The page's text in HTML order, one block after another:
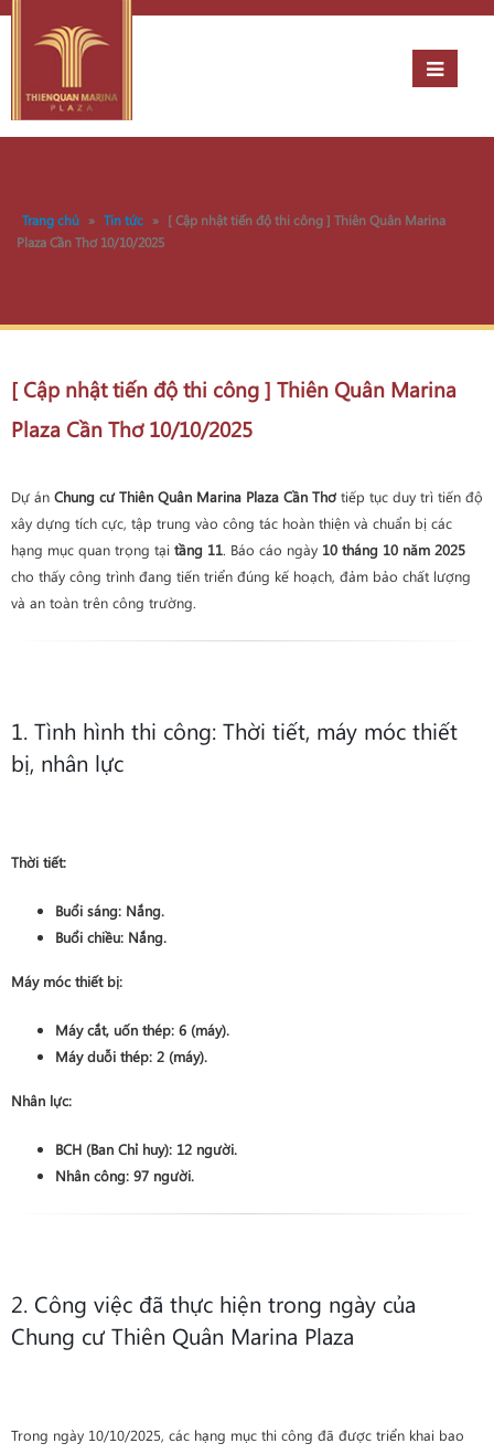
Trang chủ » Tin tức » [ Cập nhật tiến độ thi công ] Thiên Quân Marina
Plaza Cần Thơ 10/10/2025
[ Cập nhật tiến độ thi công ] Thiên Quân Marina
Plaza Cần Thơ 10/10/2025
Dự án Chung cư Thiên Quân Marina Plaza Cần Thơ tiếp tục duy trì tiến độ
xây dựng tích cực, tập trung vào công tác hoàn thiện và chuẩn bị các
hạng mục quan trọng tại tầng 11. Báo cáo ngày 10 tháng 10 năm 2025
cho thấy công trình đang tiến triển đúng kế hoạch, đảm bảo chất lượng
và an toàn trên công trường.
1. Tình hình thi công: Thời tiết, máy móc thiết
bị, nhân lực
Thời tiết:
Buổi sáng: Nắng.
Buổi chiều: Nắng.
Máy móc thiết bị:
Máy cắt, uốn thép: 6 (máy).
Máy duỗi thép: 2 (máy).
Nhân lực:
BCH (Ban Chỉ huy): 12 người.
Nhân công: 97 người.
2. Công việc đã thực hiện trong ngày của
Chung cư Thiên Quân Marina Plaza
Trong ngày 10/10/2025, các hạng mục thi công đã được triển khai bao